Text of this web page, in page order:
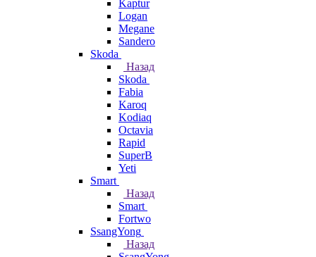
Kaptur
Logan
Megane
Sandero
Skoda
Назад
Skoda
Fabia
Karoq
Kodiaq
Octavia
Rapid
SuperB
Yeti
Smart
Назад
Smart
Fortwo
SsangYong
Назад